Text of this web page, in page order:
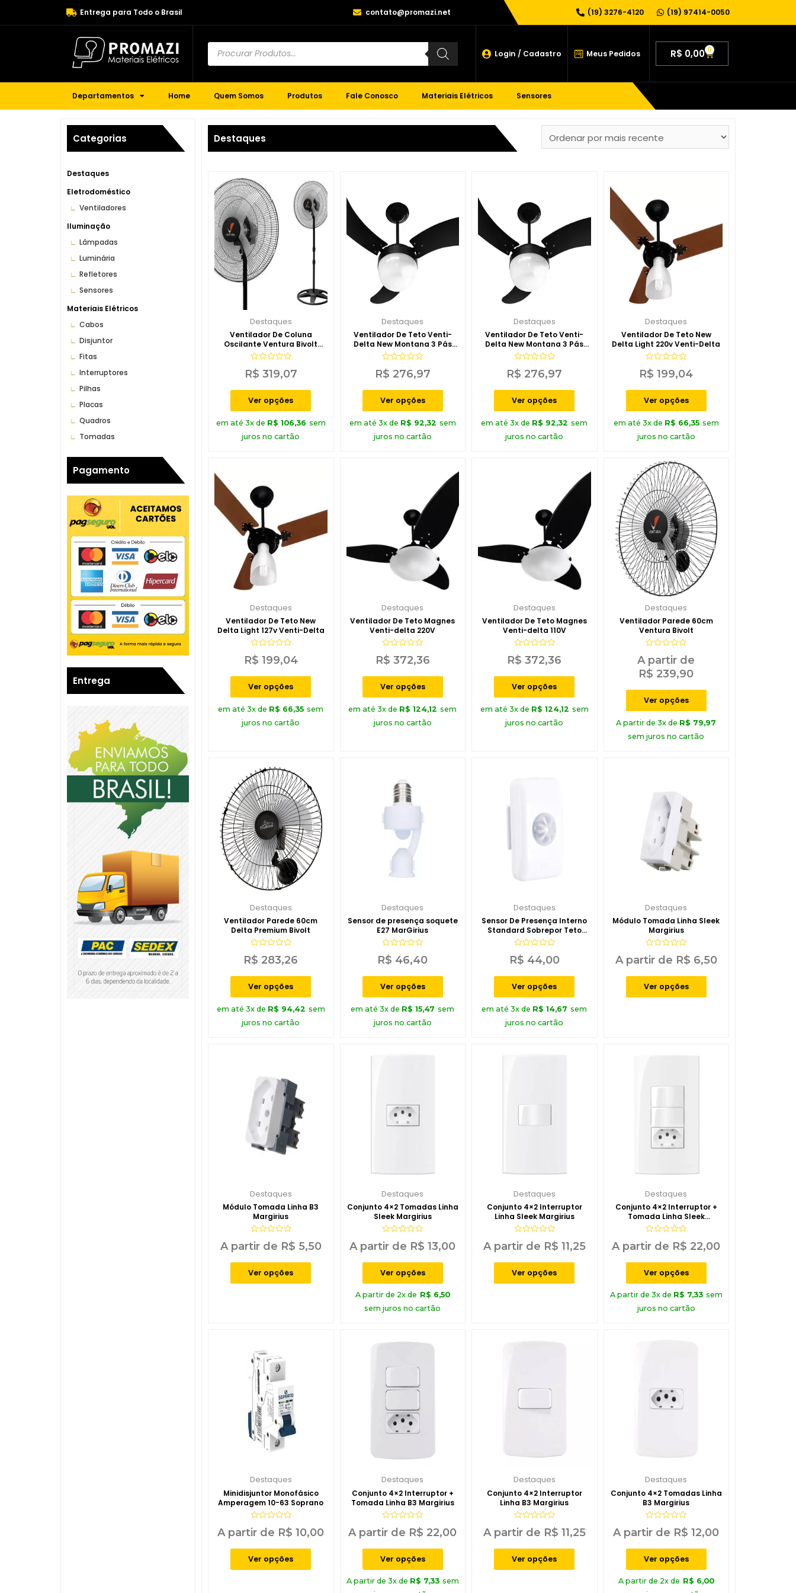
Entrega para Todo o Brasil contato@promazi.net (19) 3276-4120 (19) 97414-0050
Login / Cadastro Meus Pedidos R$ 0,00 0
Departamentos Home Quem Somos Produtos Fale Conosco Materiais Elétricos Sensores
Categorias
Destaques
Eletrodoméstico
Ventiladores
Iluminação
Lâmpadas
Luminária
Refletores
Sensores
Materiais Elétricos
Cabos
Disjuntor
Fitas
Interruptores
Pilhas
Placas
Quadros
Tomadas
Pagamento
Entrega
Destaques
Destaques
Ventilador De Coluna
Oscilante Ventura Bivolt
60Cm Ventidelta
Avaliação
0
5
R$ 319,07
Ver opções
em até 3x de R$ 106,36 sem
juros no cartão
Destaques
Ventilador De Teto Venti-
Delta New Montana 3 Pás
MDF 220V
Avaliação
0
5
R$ 276,97
Ver opções
em até 3x de R$ 92,32 sem
juros no cartão
Destaques
Ventilador De Teto Venti-
Delta New Montana 3 Pás
MDF 127V
Avaliação
0
5
R$ 276,97
Ver opções
em até 3x de R$ 92,32 sem
juros no cartão
Destaques
Ventilador De Teto New
Delta Light 220v Venti-Delta
Avaliação
0
5
R$ 199,04
Ver opções
em até 3x de R$ 66,35 sem
juros no cartão
Destaques
Ventilador De Teto New
Delta Light 127v Venti-Delta
Avaliação
0
5
R$ 199,04
Ver opções
em até 3x de R$ 66,35 sem
juros no cartão
Destaques
Ventilador De Teto Magnes
Venti-delta 220V
Avaliação
0
5
R$ 372,36
Ver opções
em até 3x de R$ 124,12 sem
juros no cartão
Destaques
Ventilador De Teto Magnes
Venti-delta 110V
Avaliação
0
5
R$ 372,36
Ver opções
em até 3x de R$ 124,12 sem
juros no cartão
Destaques
Ventilador Parede 60cm
Ventura Bivolt
Avaliação
0
de
5
A partir de
R$ 239,90
Ver opções
A partir de 3x de R$ 79,97
sem juros no cartão
Destaques
Ventilador Parede 60cm
Delta Premium Bivolt
Avaliação
0
5
R$ 283,26
Ver opções
em até 3x de R$ 94,42 sem
juros no cartão
Destaques
Sensor de presença soquete
E27 MarGirius
Avaliação
0
5
R$ 46,40
Ver opções
em até 3x de R$ 15,47 sem
juros no cartão
Destaques
Sensor De Presença Interno
Standard Sobrepor Teto
MarGirius
Avaliação
0
5
R$ 44,00
Ver opções
em até 3x de R$ 14,67 sem
juros no cartão
Destaques
Módulo Tomada Linha Sleek
Margirius
Avaliação
0
5
A partir de R$ 6,50
Ver opções
Destaques
Módulo Tomada Linha B3
Margirius
Avaliação
0
5
A partir de R$ 5,50
Ver opções
Destaques
Conjunto 4×2 Tomadas Linha
Sleek Margirius
Avaliação
5
A partir de R$ 13,00
Ver opções
A partir de 2x de R$ 6,50
sem juros no cartão
Destaques
Conjunto 4×2 Interruptor
Linha Sleek Margirius
Avaliação
0
5
A partir de R$ 11,25
Ver opções
Destaques
Conjunto 4×2 Interruptor +
Tomada Linha Sleek
Margirius
Avaliação
0
5
A partir de R$ 22,00
Ver opções
A partir de 3x de R$ 7,33 sem
juros no cartão
Destaques
Minidisjuntor Monofásico
Amperagem 10-63 Soprano
Avaliação
5
A partir de R$ 10,00
Ver opções
Destaques
Conjunto 4×2 Interruptor +
Tomada Linha B3 Margirius
Avaliação
0
5
A partir de R$ 22,00
Ver opções
A partir de 3x de R$ 7,33 sem
Destaques
Conjunto 4×2 Interruptor
Linha B3 Margirius
Avaliação
0
5
A partir de R$ 11,25
Ver opções
Destaques
Conjunto 4×2 Tomadas Linha
B3 Margirius
Avaliação
5
A partir de R$ 12,00
Ver opções
A partir de 2x de R$ 6,00